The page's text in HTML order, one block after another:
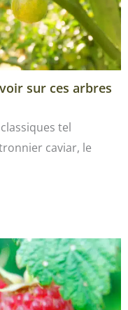
sur ces arbres
tel
caviar, le